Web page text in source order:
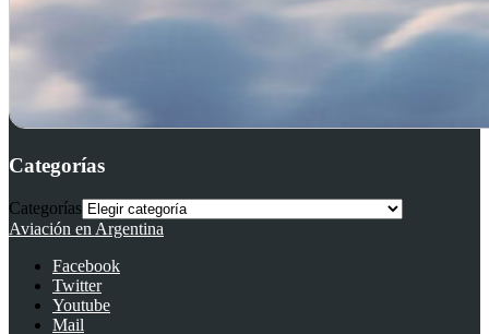
Categorías
Categorías
Aviación en Argentina
Facebook
Twitter
Youtube
Mail